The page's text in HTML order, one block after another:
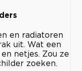
en radiatoren
uit. Wat een
netjes. Zou ze
zoeken.